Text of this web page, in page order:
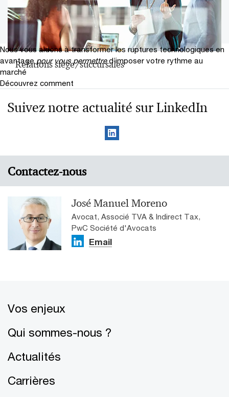
Relations siège/succursales
Nous vous aidons à transformer les ruptures technologiques en
avantage pour vous permettre d’imposer votre rythme au
marché
Découvrez comment
Suivez notre actualité sur LinkedIn
Contactez-nous
José Manuel Moreno
Avocat, Associé TVA & Indirect Tax,
PwC Société d'Avocats
Email
Vos enjeux
Qui sommes-nous ?
Actualités
Carrières